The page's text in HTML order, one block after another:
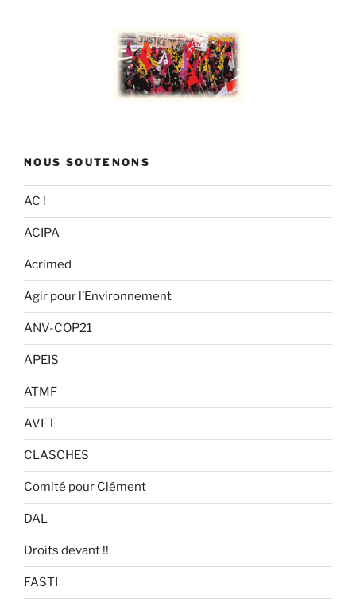
NOUS SOUTENONS
AC !
ACIPA
Acrimed
Agir pour l’Environnement
ANV-COP21
APEIS
ATMF
AVFT
CLASCHES
Comité pour Clément
DAL
Droits devant !!
FASTI